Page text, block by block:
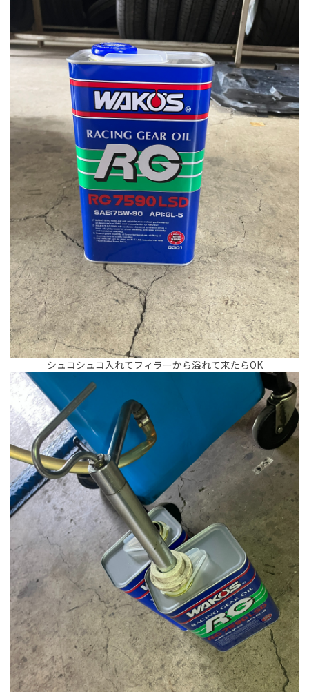
シュコシュコ入れてフィラーから溢れて来たらOK